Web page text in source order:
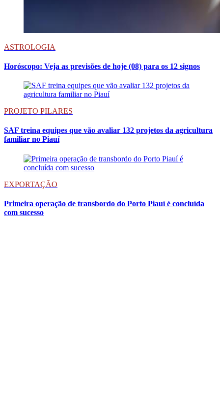
ASTROLOGIA
Horóscopo: Veja as previsões de hoje (08) para os 12 signos
PROJETO PILARES
SAF treina equipes que vão avaliar 132 projetos da agricultura
familiar no Piauí
EXPORTAÇÃO
Primeira operação de transbordo do Porto Piauí é concluída
com sucesso